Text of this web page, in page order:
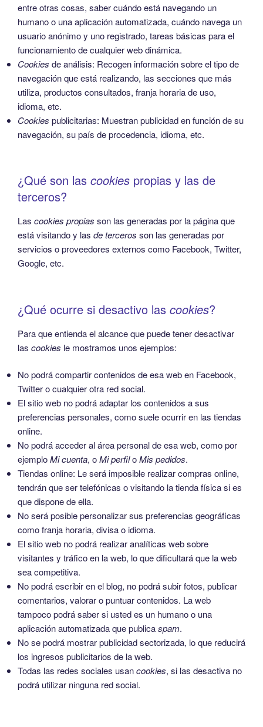
entre otras cosas, saber cuándo está navegando un
humano o una aplicación automatizada, cuándo navega un
usuario anónimo y uno registrado, tareas básicas para el
funcionamiento de cualquier web dinámica.
Cookies de análisis: Recogen información sobre el tipo de
navegación que está realizando, las secciones que más
utiliza, productos consultados, franja horaria de uso,
idioma, etc.
Cookies publicitarias: Muestran publicidad en función de su
navegación, su país de procedencia, idioma, etc.
¿Qué son las cookies propias y las de
terceros?
Las cookies propias son las generadas por la página que
está visitando y las de terceros son las generadas por
servicios o proveedores externos como Facebook, Twitter,
Google, etc.
¿Qué ocurre si desactivo las cookies?
Para que entienda el alcance que puede tener desactivar
las cookies le mostramos unos ejemplos:
No podrá compartir contenidos de esa web en Facebook,
Twitter o cualquier otra red social.
El sitio web no podrá adaptar los contenidos a sus
preferencias personales, como suele ocurrir en las tiendas
online.
No podrá acceder al área personal de esa web, como por
ejemploMi cuenta, oMi perfiloMis pedidos.
Tiendas online: Le será imposible realizar compras online,
tendrán que ser telefónicas o visitando la tienda física si es
que dispone de ella.
No será posible personalizar sus preferencias geográficas
como franja horaria, divisa o idioma.
El sitio web no podrá realizar analíticas web sobre
visitantes y tráfico en la web, lo que dificultará que la web
sea competitiva.
No podrá escribir en el blog, no podrá subir fotos, publicar
comentarios, valorar o puntuar contenidos. La web
tampoco podrá saber si usted es un humano o una
aplicación automatizada que publicaspam.
No se podrá mostrar publicidad sectorizada, lo que reducirá
los ingresos publicitarios de la web.
Todas las redes sociales usancookies, si las desactiva no
podrá utilizar ninguna red social.